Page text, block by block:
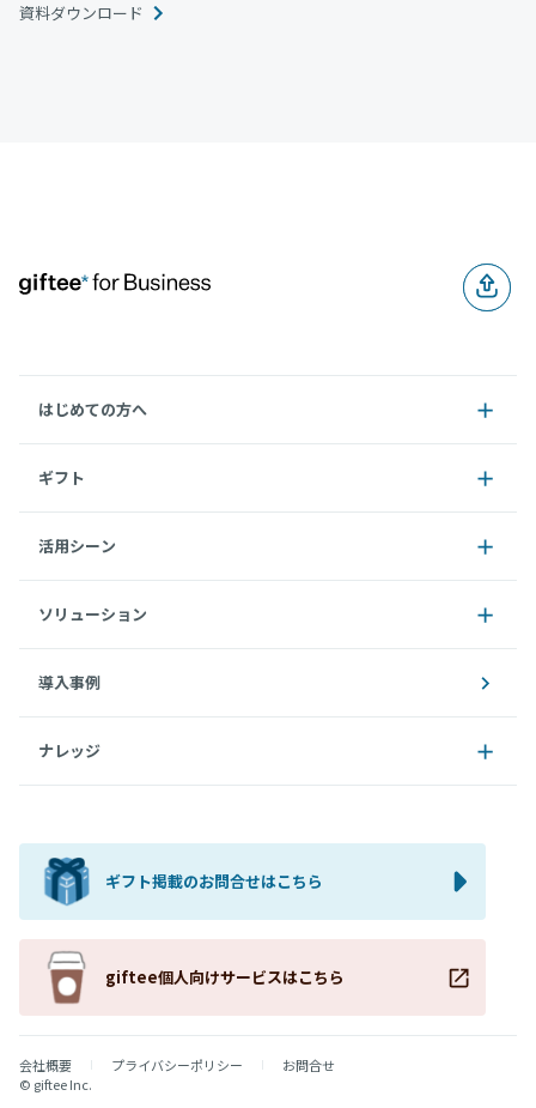
資料ダウンロード
はじめての方へ
ギフト
活用シーン
ソリューション
導入事例
ナレッジ
ギフト掲載のお問合せはこちら
giftee個人向けサービスはこちら
会社概要 プライバシーポリシー
お問合せ
© giftee Inc.